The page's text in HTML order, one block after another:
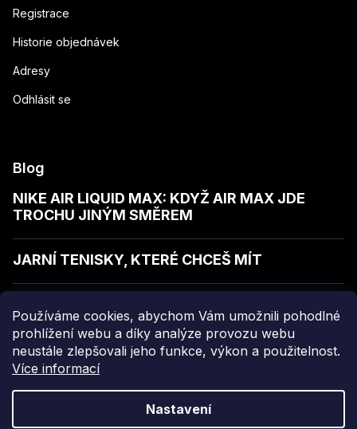
Používáme cookies, abychom Vám umožnili pohodlné
prohlížení webu a díky analýze provozu webu
neustále zlepšovali jeho funkce, výkon a použitelnost.
Více informací
Nastavení
Registrace
Historie objednávek
Adresy
Odhlásit se
Blog
NIKE AIR LIQUID MAX: KDYŽ AIR MAX JDE
TROCHU JINÝM SMĚREM
JARNÍ TENISKY, KTERÉ CHCEŠ MÍT
Grafický návrh vytvořil a nakódoval